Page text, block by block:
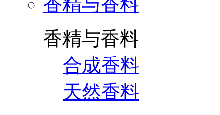
香精与香料
合成香料
天然香料